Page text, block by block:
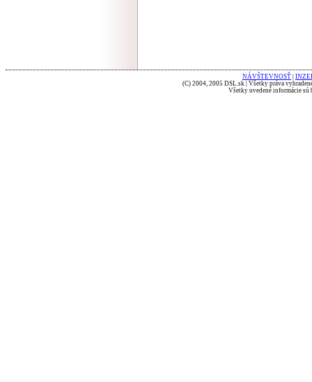
NÁVŠTEVNOSŤ
(C) 2004, 2005 DSL.sk | Všetky práva
Všetky uvedené informácie sú